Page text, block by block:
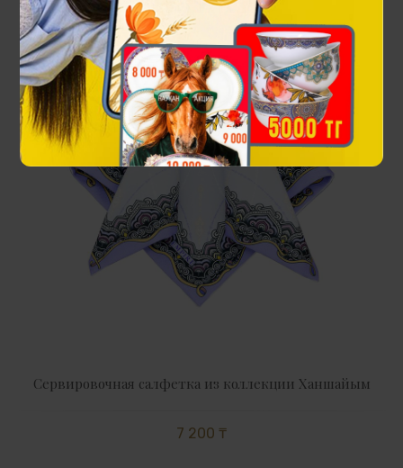
Сервировочная салфетка из коллекции Ханшайым
7 200 ₸